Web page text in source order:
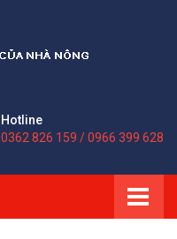
Hotline
0362 826 159 / 0966 399 628